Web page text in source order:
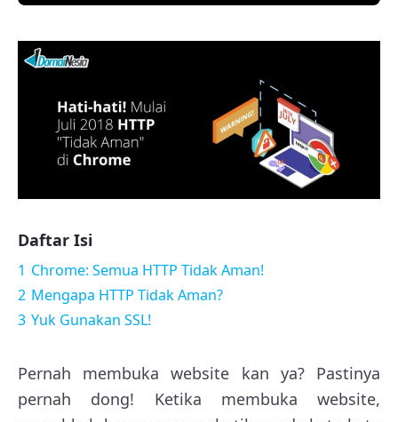
Daftar Isi
1 Chrome: Semua HTTP Tidak Aman!
2 Mengapa HTTP Tidak Aman?
3 Yuk Gunakan SSL!
Pernah membuka website kan ya? Pastinya
pernah dong! Ketika membuka website,